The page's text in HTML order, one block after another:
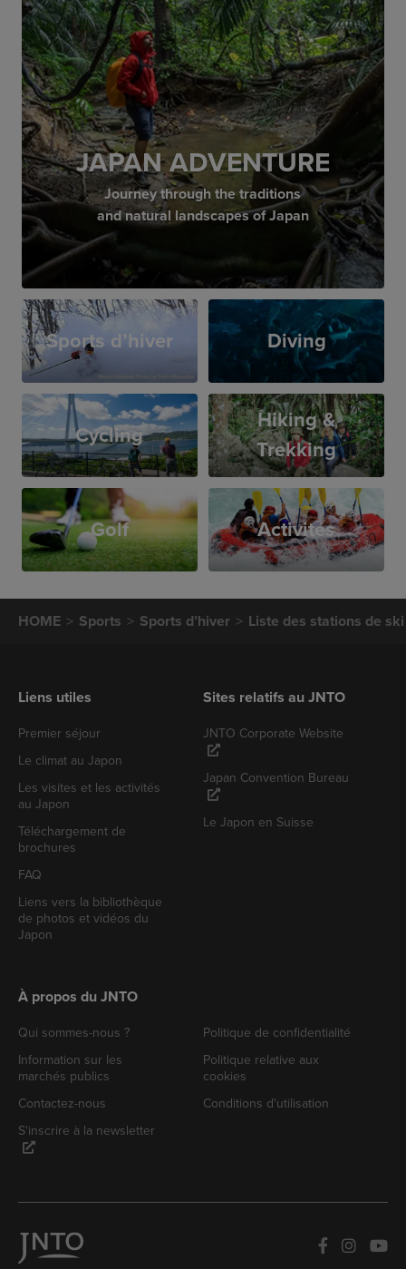
JAPAN ADVENTURE
Journey through the traditions
and natural landscapes of Japan
Sports d’hiver Diving
Cycling
Hiking &
Trekking
Golf Activités
HOME Sports Sports d’hiver Liste des stations de
Liens utiles
Premier séjour
Le climat au Japon
Les visites et les activités
au Japon
Téléchargement de
brochures
FAQ
Liens vers la bibliothèque
de photos et vidéos du
Japon
Sites relatifs au JNTO
JNTO Corporate Website
Japan Convention Bureau
Le Japon en Suisse
À propos du JNTO
Qui sommes-nous ?
Information sur les
marchés publics
Contactez-nous
S'inscrire à la newsletter
Politique de confidentialité
Politique relative aux
cookies
Conditions d'utilisation